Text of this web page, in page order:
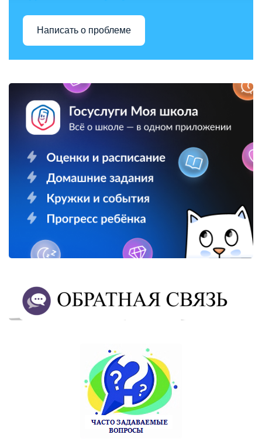
Написать о проблеме